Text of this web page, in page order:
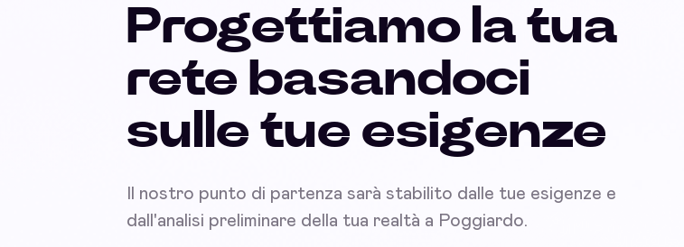
Progettiamo la tua
rete basandoci
sulle tue esigenze
Il nostro punto di partenza sarà stabilito dalle tue esigenze e
dall'analisi preliminare della tua realtà a Poggiardo.